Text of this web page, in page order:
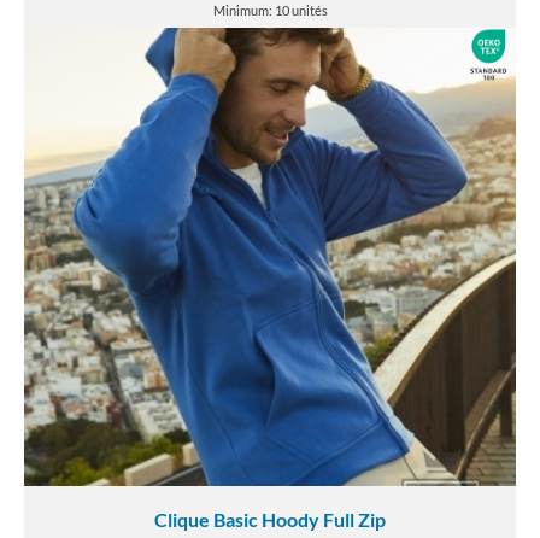
Minimum: 10 unités
Clique Basic Hoody Full Zip